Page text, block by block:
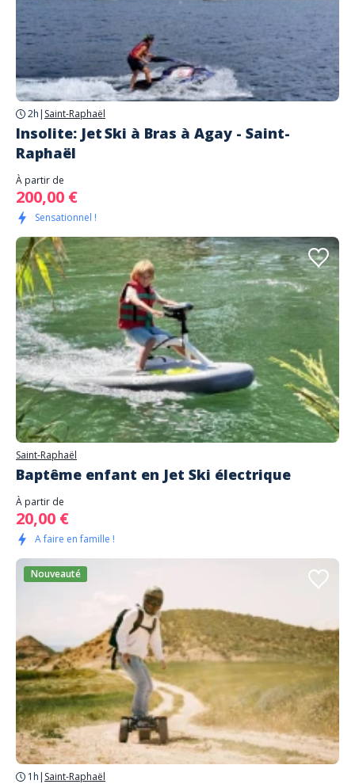
2h | Saint-Raphaël
Insolite: Jet Ski à Bras à Agay - Saint-
Raphaël
À partir de
200,00 €
Sensationnel !
Saint-Raphaël
Baptême enfant en Jet Ski électrique
À partir de
20,00 €
A faire en famille !
Nouveauté
1h | Saint-Raphaël